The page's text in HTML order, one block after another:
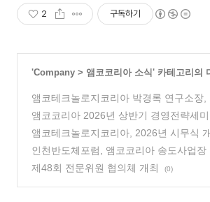
2 구독하기
'Company > 앰코코리아 소식' 카테고리의
앰코테크놀로지코리아 박경록 연구소장,
동젊은공학인상 수상
(1)
앰코코리아 2026년 상반기 경영전략세미
개최
(0)
앰코테크놀로지코리아, 2026년 시무식 개
(0)
인천반도체포럼, 앰코코리아 송도사업장
문
(1)
제48회 전문위원 협의체 개최 (0)